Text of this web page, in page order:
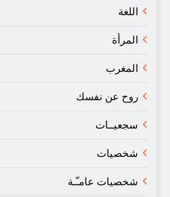
اللغة
المرأة
المغرب
روح عن نفسك
سجعيــات
شخصيات
شخصيات عامـّـة